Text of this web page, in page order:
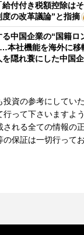
付付き税額控除は
度の改革議論”と指摘
る中国企業の“国籍
本社機能を海外に移
を隠れ蓑にした中国
資の参考にしてい
って下さいますよ
れる全ての情報の
保証は一切行って